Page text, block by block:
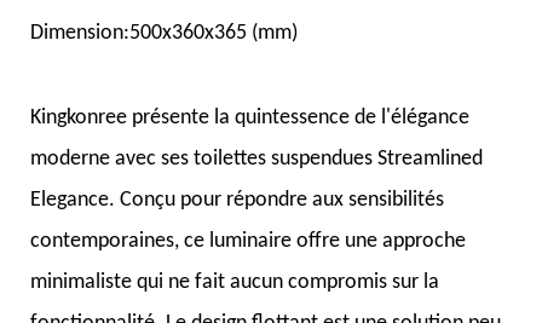
Dimension:500x360x365 (mm)
Kingkonree présente la quintessence de l'élégance
moderne avec ses toilettes suspendues Streamlined
Elegance. Conçu pour répondre aux sensibilités
contemporaines, ce luminaire offre une approche
minimaliste qui ne fait aucun compromis sur la